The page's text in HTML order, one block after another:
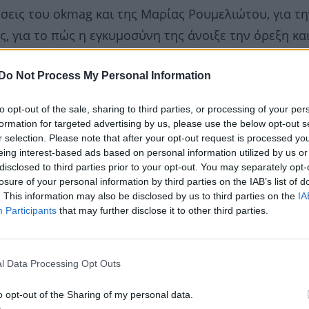
Do Not Process My Personal Information
opt-out of the sale, sharing to third parties, or processing of your
for targeted advertising by us, please use the below opt-out
selection. Please note that after your opt-out request is processed
interest-based ads based on personal information utilized by us
to third parties prior to your opt-out. You may separately
of your personal information by third parties on the IAB’s list of
This information may also be disclosed by us to third parties on the
Participants that may further disclose it to other third parties.
Data Processing Opt Outs
opt-out of the Sharing of my personal data.
του okmag και της Μαρίας Ρουμελιώτου, για
για το πώς η εγκυμοσύνη της άνοιξε την όρεξη
να μείνει έγκυος αλλά για το νόημα που έδωσε
γιού της, που όπως όλα δείχνουν θα γεννηθεί